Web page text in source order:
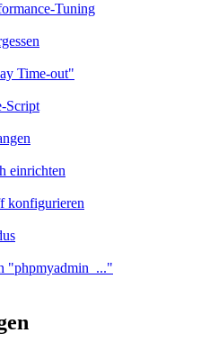
Tuning
Time-out"
Script
einrichten
konfigurieren
"phpmyadmin_..."